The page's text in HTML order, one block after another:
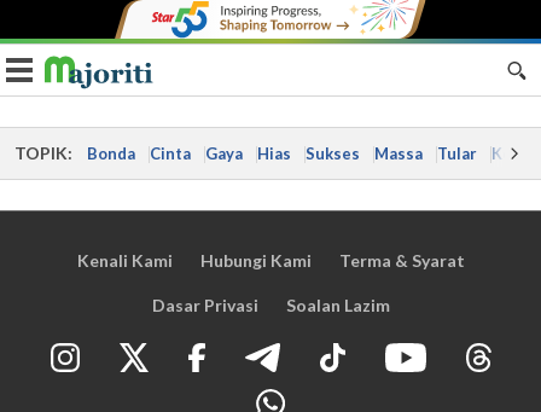
Toggle navigation
TOPIK: Bonda Cinta Gaya Hias Sukses Massa Tular Kes
Kenali Kami Hubungi Kami Terma & Syarat
Dasar Privasi Soalan Lazim